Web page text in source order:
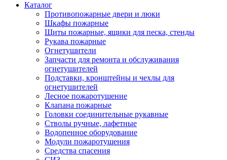
Каталог
Противопожарные двери и люки
Шкафы пожарные
Щиты пожарные, ящики для песка, стенды
Рукава пожарные
Огнетушители
Запчасти для ремонта и обслуживания
огнетушителей
Подставки, кронштейны и чехлы для
огнетушителей
Лесное пожаротушение
Клапана пожарные
Головки соединительные рукавные
Стволы ручные, лафетные
Водопенное оборудование
Модули пожаротушения
Средства спасения